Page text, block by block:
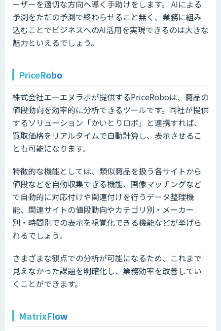
ーザーを適切な方向へ導く手助けをします。 AIによる
予測をただの予測で終わらせること無く、業務に組み
込むことでビジネスへのAI活用を実現できるのは大きな
魅力といえるでしょう。
PriceRobo
株式会社エーエヌラボが提供するPriceRoboは、商品の
値段動向を効率的に分析できるツールです。同社が提供
するソリューション「かいとりロボ」と連携すれば、
買取価格をリアルタイムで自動計算し、表示させるこ
とも可能になります。
特徴的な機能としては、類似商品を扱う各サイトから
値段などを自動収集できる機能、画像マッチングなど
で自動的に対応付けや関連付けを行うデータ整理機
能、関連サイトの値段動向やカテゴリ別・メーカー
別・時間別での表示を視覚化できる機能などが挙げら
れるでしょう。
さまざまな観点での分析が可能になるため、これまで
見えなかった課題を明確化し、業務効率を改善してい
くことができます。
MatrixFlow